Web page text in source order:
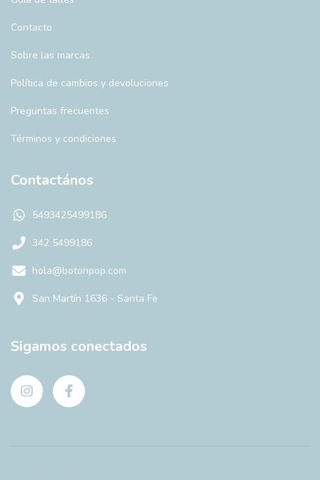
Contacto
Sobre las marcas
Política de cambios y devoluciones
Preguntas frecuentes
Términos y condiciones
Contactános
5493425499186
342 5499186
hola@botonpop.com
San Martín 1636 - Santa Fe
Sigamos conectados